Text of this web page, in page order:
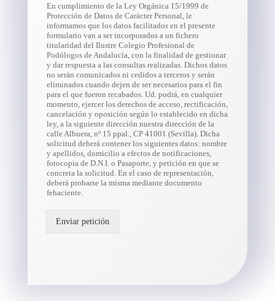
En cumplimiento de la Ley Orgánica 15/1999 de
Protección de Datos de Carácter Personal, le
informamos que los datos facilitados en el presente
formulario van a ser incorporados a un fichero
titularidad del Ilustre Colegio Profesional de
Podólogos de Andalucía, con la finalidad de gestionar
y dar respuesta a las consultas realizadas. Dichos datos
no serán comunicados ni cedidos a terceros y serán
eliminados cuando dejen de ser necesarios para el fin
para el que fueron recabados. Ud. podrá, en cualquier
momento, ejercer los derechos de acceso, rectificación,
cancelación y oposición según lo establecido en dicha
ley, a la siguiente dirección nuestra dirección de la
calle Albuera, nº 15 ppal., CP 41001 (Sevilla). Dicha
solicitud deberá contener los siguientes datos: nombre
y apellidos, domicilio a efectos de notificaciones,
fotocopia de D.N.I. o Pasaporte, y petición en que se
concreta la solicitud. En el caso de representación,
deberá probarse la misma mediante documento
fehaciente.
Enviar petición